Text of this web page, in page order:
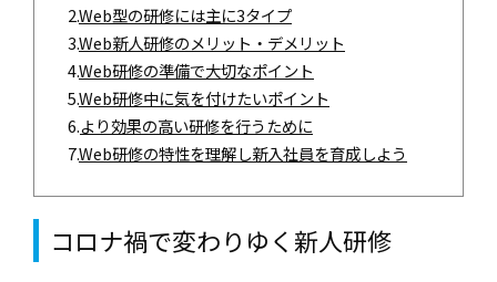
2.Web型の研修には主に3タイプ
3.Web新人研修のメリット・デメリット
4.Web研修の準備で大切なポイント
5.Web研修中に気を付けたいポイント
6.より効果の高い研修を行うために
7.Web研修の特性を理解し新入社員を育成しよう
コロナ禍で変わりゆく新人研修